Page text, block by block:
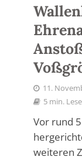
11.
5 min.
Vor rund
weiteren